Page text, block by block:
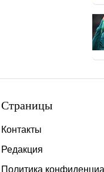
Страницы
Контакты
Редакция
Политика